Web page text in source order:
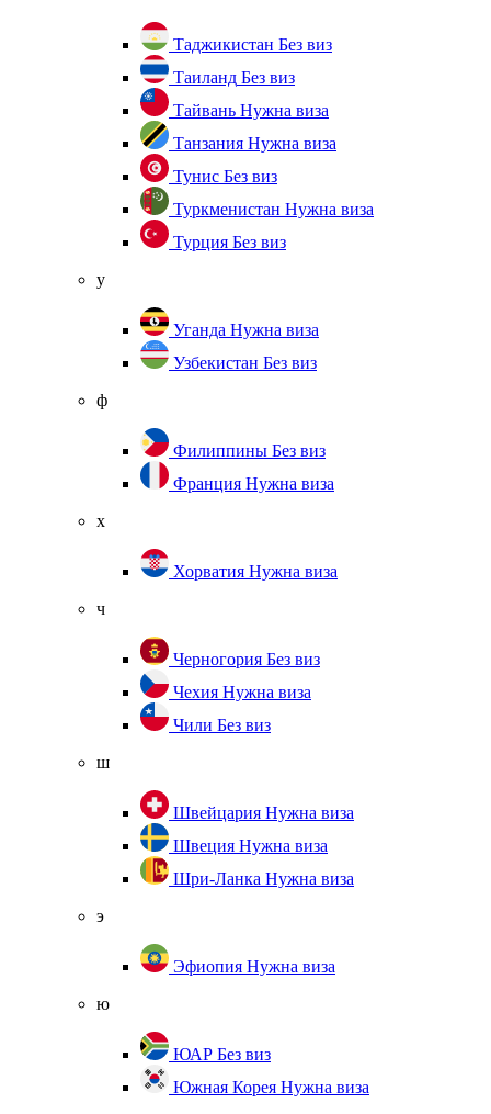
Таджикистан Без виз
Таиланд Без виз
Тайвань Нужна виза
Танзания Нужна виза
Тунис Без виз
Туркменистан Нужна виза
Турция Без виз
у
Уганда Нужна виза
Узбекистан Без виз
ф
Филиппины Без виз
Франция Нужна виза
х
Хорватия Нужна виза
ч
Черногория Без виз
Чехия Нужна виза
Чили Без виз
ш
Швейцария Нужна виза
Швеция Нужна виза
Шри-Ланка Нужна виза
э
Эфиопия Нужна виза
ю
ЮАР Без виз
Южная Корея Нужна виза